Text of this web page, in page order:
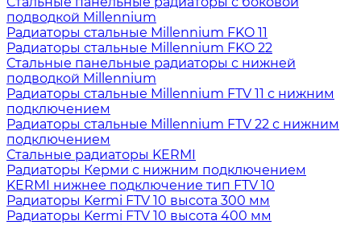
подводкой Millennium
Радиаторы стальные Millennium FKO 11
Радиаторы стальные Millennium FKO 22
Стальные панельные радиаторы с нижней
подводкой Millennium
Радиаторы стальные Millennium FTV 11 с нижним
подключением
Радиаторы стальные Millennium FTV 22 с нижним
подключением
Стальные радиаторы KERMI
Радиаторы Керми с нижним подключением
KERMI нижнее подключение тип FTV 10
Радиаторы Kermi FTV 10 высота 300 мм
Радиаторы Kermi FTV 10 высота 400 мм